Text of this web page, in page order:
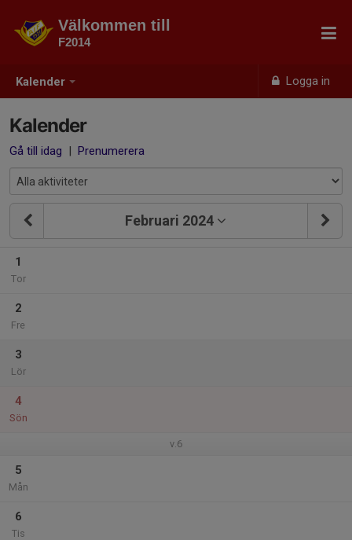
Kalender Logga in
Välkommen till
F2014
Kalender
Gå till idag | Prenumerera
Februari 2024
1
Tor
2
Fre
3
Lör
4
Sön
v.6
5
Mån
6
Tis